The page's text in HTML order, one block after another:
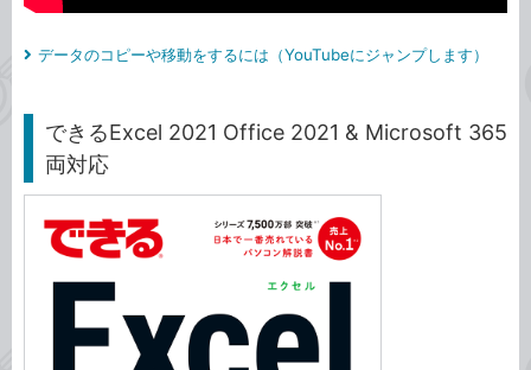
データのコピーや移動をするには（YouTubeにジャンプします）
できるExcel 2021 Office 2021 & Microsoft 365
両対応